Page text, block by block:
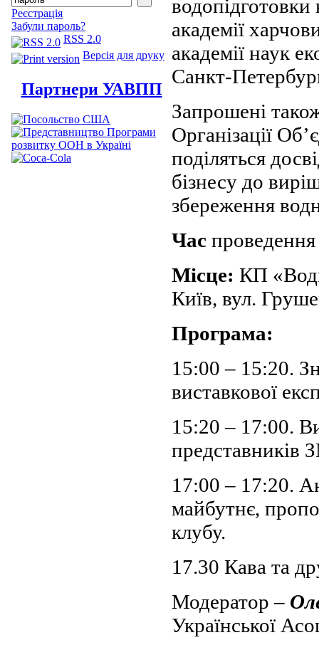
Реєстрація
Забули пароль?
RSS 2.0
Версія для друку
Партнери УАВПП
водопідготовки
академії
академії наук
Санкт-
Запрошені
Організації
поділяться
бізнесу до
збереження
Час
Місце: КП
Київ, вул.
Програма:
15:00 – 15:20.
виставкової
15:20 – 17:00.
представників
17:00 – 17:20.
майбутнє,
клубу.
17.30 Кава та
Модератор –
Української